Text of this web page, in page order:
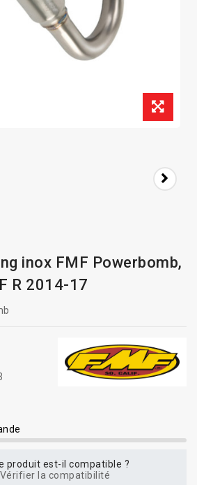
inox FMF Powerbomb,
R 2014-17
produit est-il compatible ?
Vérifier la compatibilité